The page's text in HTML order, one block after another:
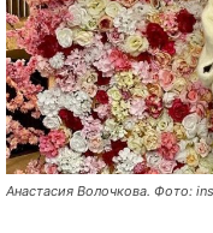
Анастасия Волочкова. Фото: